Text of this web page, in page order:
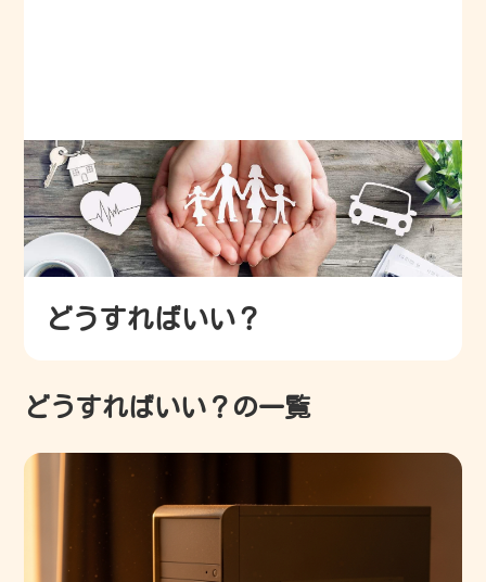
どうすればいい？
どうすればいい？の一覧